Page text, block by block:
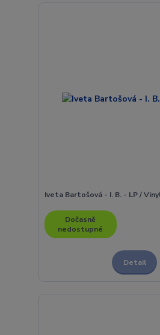
Iveta Bartošová - I. B. - LP /
Dočasně
nedostupné
Detail